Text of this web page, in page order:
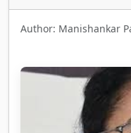
Author: Manishankar